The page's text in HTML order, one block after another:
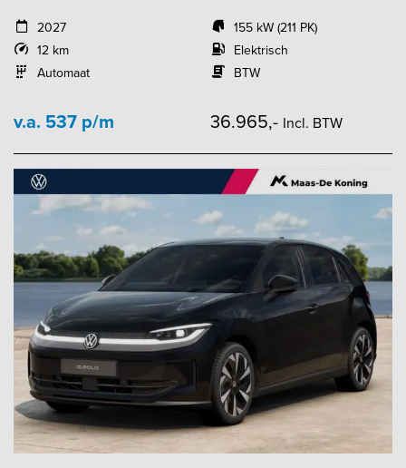
2027
12 km
Automaat
155 kW (211 PK)
Elektrisch
BTW
v.a. 537 p/m 36.965,- Incl. BTW